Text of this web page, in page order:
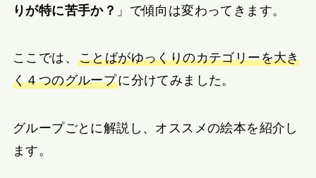
りが特に苦手か？ 」で傾向は変わってきます。
ここでは、 ことばがゆっくりのカテゴリーを大き
く４つのグループに分けてみました。
グループごとに解説し、オススメの絵本を紹介し
ます。